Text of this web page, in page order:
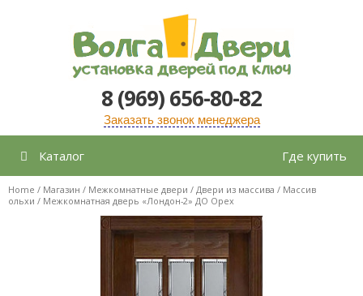
содержимому
8 (969) 656-80-82
Заказать звонок менеджера
Каталог Где купить
Home / Магазин / Межкомнатные двери / Двери из массива / Массив
ольхи / Межкомнатная дверь «Лондон-2» ДО Орех